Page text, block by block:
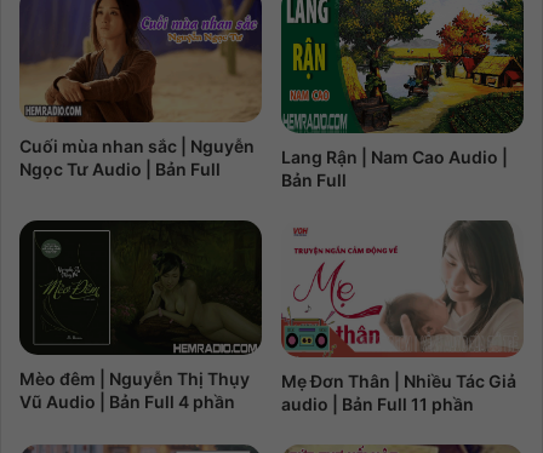
Cuối mùa nhan sắc | Nguyễn
Ngọc Tư Audio | Bản Full
Lang Rận | Nam Cao Audio |
Bản Full
Mèo đêm | Nguyễn Thị Thụy
Vũ Audio | Bản Full 4 phần
Mẹ Đơn Thân | Nhiều Tác Giả
audio | Bản Full 11 phần